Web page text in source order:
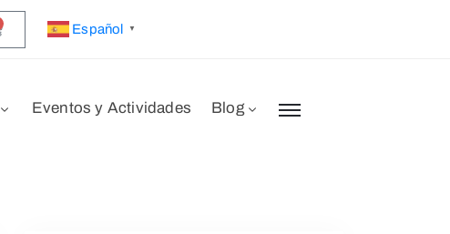
Español ▼
Eventos y Actividades Blog